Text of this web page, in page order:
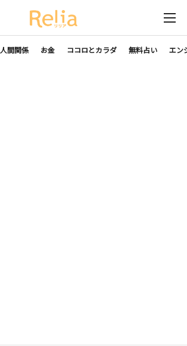
人間関係 お金 ココロとカラダ 無料占い エン